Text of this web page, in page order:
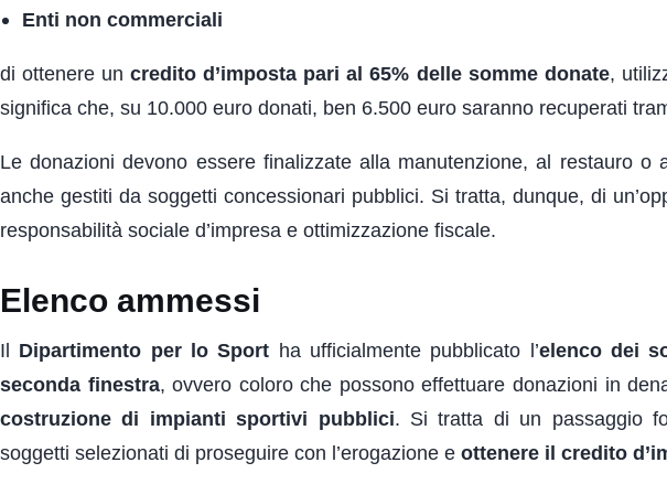
Enti non commerciali
di ottenere uncredito d’imposta pari al 65% delle somme donate,
significa che, su 10.000 euro donati, ben 6.500 euro saranno recuperati
Le donazioni devono essere finalizzate alla manutenzione, al restauro o
anche gestiti da soggetti concessionari pubblici. Si tratta, dunque, di
responsabilità sociale d’impresa e ottimizzazione fiscale.
Elenco ammessi
Il Dipartimento per lo Sport ha ufficialmente pubblicato l’elenco dei
seconda finestra, ovvero coloro che possono effettuare donazioni in
costruzione di impianti sportivi pubblici. Si tratta di un passaggio
soggetti selezionati di proseguire con l’erogazione e ottenere il credito